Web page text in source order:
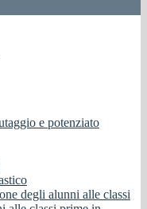
e potenziato
degli alunni alle classi